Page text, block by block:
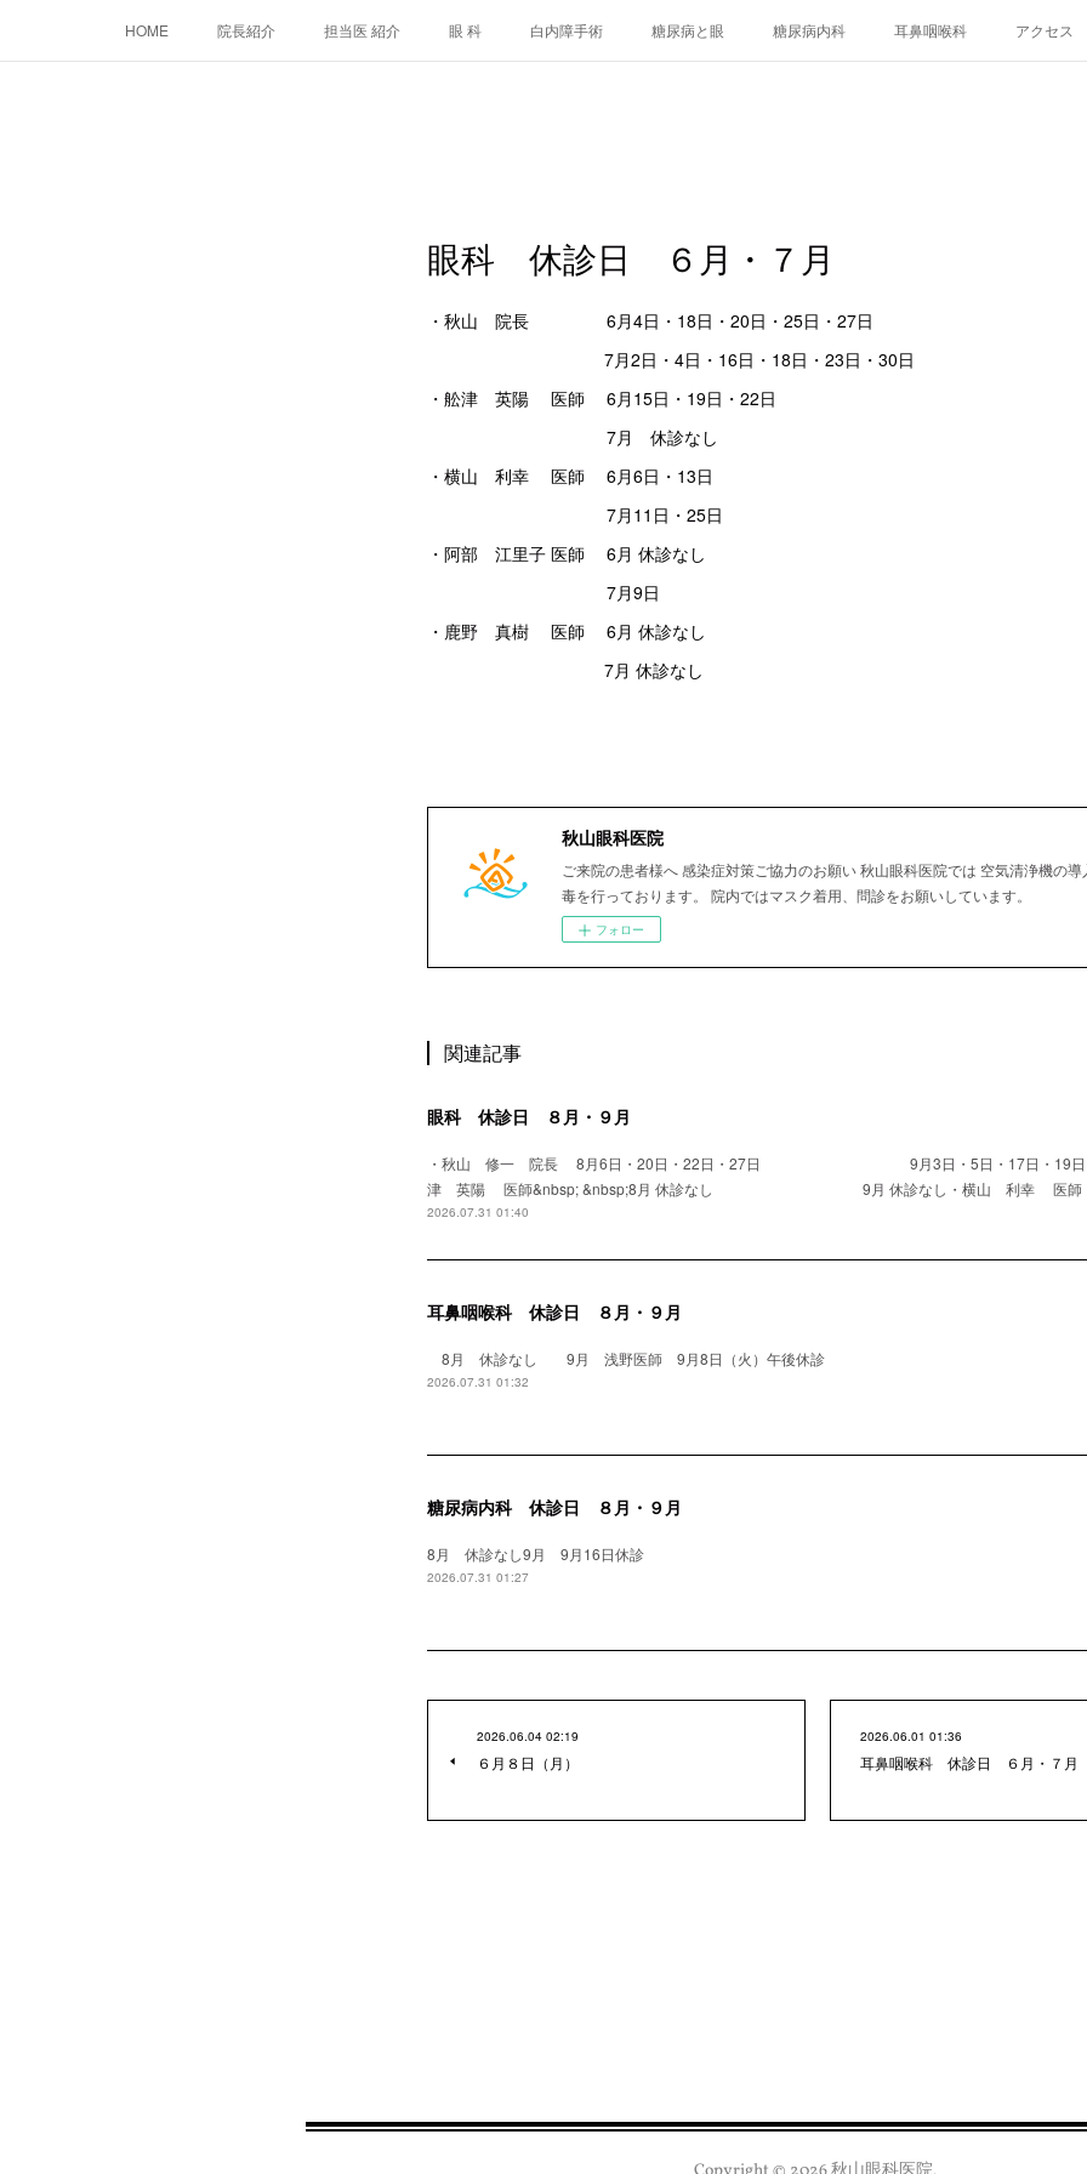
HOME 院長紹介 担当医 紹介 眼 科 白内障手術 糖尿病と眼 糖尿病内科 耳鼻咽喉科 アクセス
眼科 休診日 ６月・７月
・秋山 院長 6月4日・18日・20日・25日・27日
7月2日・4日・16日・18日・23日・30日
・舩津 英陽 医師 6月15日・19日・22日
7月 休診なし
・横山 利幸 医師 6月6日・13日
7月11日・25日
・阿部 江里子 医師 6月 休診なし
7月9日
・鹿野 真樹 医師 6月 休診なし
7月 休診なし
秋山眼科医院
ご来院の患者様へ 感染症対策ご協力のお願い 秋山眼科医院では 空気清浄機の
毒を行っております。 院内ではマスク着用、問診をお願いしています。
フォロー
関連記事
眼科 休診日 ８月・９月
・秋山 修一 院長 8月6日・20日・22日・27日 9月3日・5日・17日・19日・
津 英陽 医師&nbsp; &nbsp;8月 休診なし 9月 休診なし・横山 利幸 医師 8
2026.07.31 01:40
耳鼻咽喉科 休診日 ８月・９月
8月 休診なし 9月 浅野医師 9月8日（火）午後休診
2026.07.31 01:32
糖尿病内科 休診日 ８月・９月
8月 休診なし9月 9月16日休診
2026.07.31 01:27
2026.06.04 02:19
６月８日（月）
2026.06.01 01:36
耳鼻咽喉科 休診日 ６月・７月